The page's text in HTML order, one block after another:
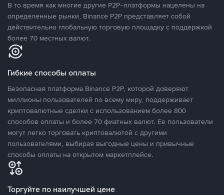
В то время как многие другие P2P-платформы нацелены на
определенные рынки, Binance P2P представляет собой
действительно глобальную торговую площадку с поддержкой
более 70 местных валют.
Гибкие способы оплаты
Безопасная платформа Binance P2P, которой доверяют
миллионы пользователей по всему миру, поддерживает
криптовалютные сделки с использованием более 800
способов оплаты и более 70 фиатных валют. Ее пользователи
могут легко торговать криптовалютой с другими
пользователями, выбирая выгодные цены и привычные
способы оплаты на открытом маркетплейсе.
Торгуйте по наилучшей цене